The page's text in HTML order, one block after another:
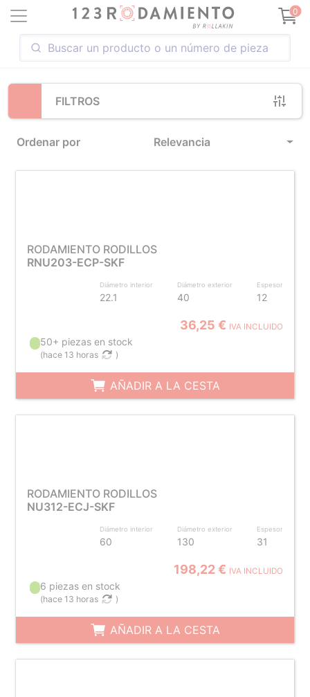
0
FILTROS
Ordenar por Relevancia
Loading...
RODAMIENTO RODILLOS
RNU203-ECP-SKF
Diámetro interior
22.1
Diámetro exterior
40
Espesor
12
36,25 € IVA INCLUIDO
50+ piezas en stock
(hace 13 horas )
AÑADIR A LA CESTA
RODAMIENTO RODILLOS
NU312-ECJ-SKF
Diámetro interior
60
Diámetro exterior
130
Espesor
31
198,22 € IVA INCLUIDO
6 piezas en stock
(hace 13 horas )
AÑADIR A LA CESTA